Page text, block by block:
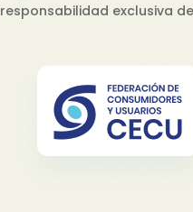
responsabilidad exclusiva de